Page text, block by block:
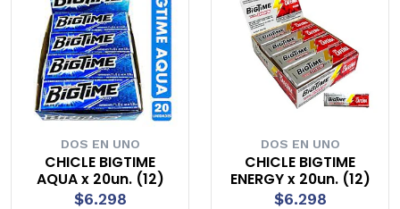
DOS EN UNO
CHICLE BIGTIME
AQUA x 20un. (12)
$6.298
DOS EN UNO
CHICLE BIGTIME
ENERGY x 20un. (12)
$6.298